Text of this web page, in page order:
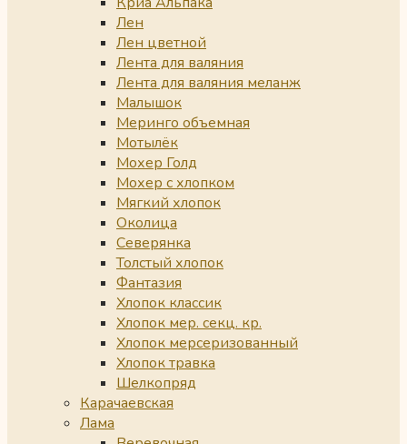
Лен
Лен цветной
Лента для валяния
Лента для валяния меланж
Малышок
Меринго объемная
Мотылёк
Мохер Голд
Мохер с хлопком
Мягкий хлопок
Околица
Северянка
Толстый хлопок
Фантазия
Хлопок классик
Хлопок мер. секц. кр.
Хлопок мерсеризованный
Хлопок травка
Шелкопряд
Карачаевская
Лама